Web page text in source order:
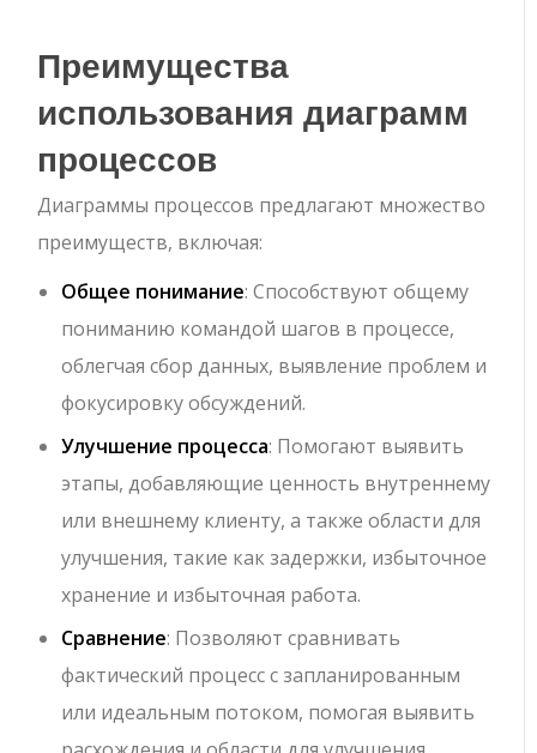
Преимущества
использования диаграмм
процессов
Диаграммы процессов предлагают множество
преимуществ, включая:
Общее понимание: Способствуют общему
пониманию командой шагов в процессе,
облегчая сбор данных, выявление проблем и
фокусировку обсуждений.
Улучшение процесса: Помогают выявить
этапы, добавляющие ценность внутреннему
или внешнему клиенту, а также области для
улучшения, такие как задержки, избыточное
хранение и избыточная работа.
Сравнение: Позволяют сравнивать
фактический процесс с запланированным
или идеальным потоком, помогая выявить